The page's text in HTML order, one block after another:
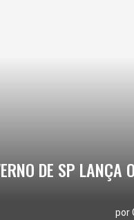
DE SP
por